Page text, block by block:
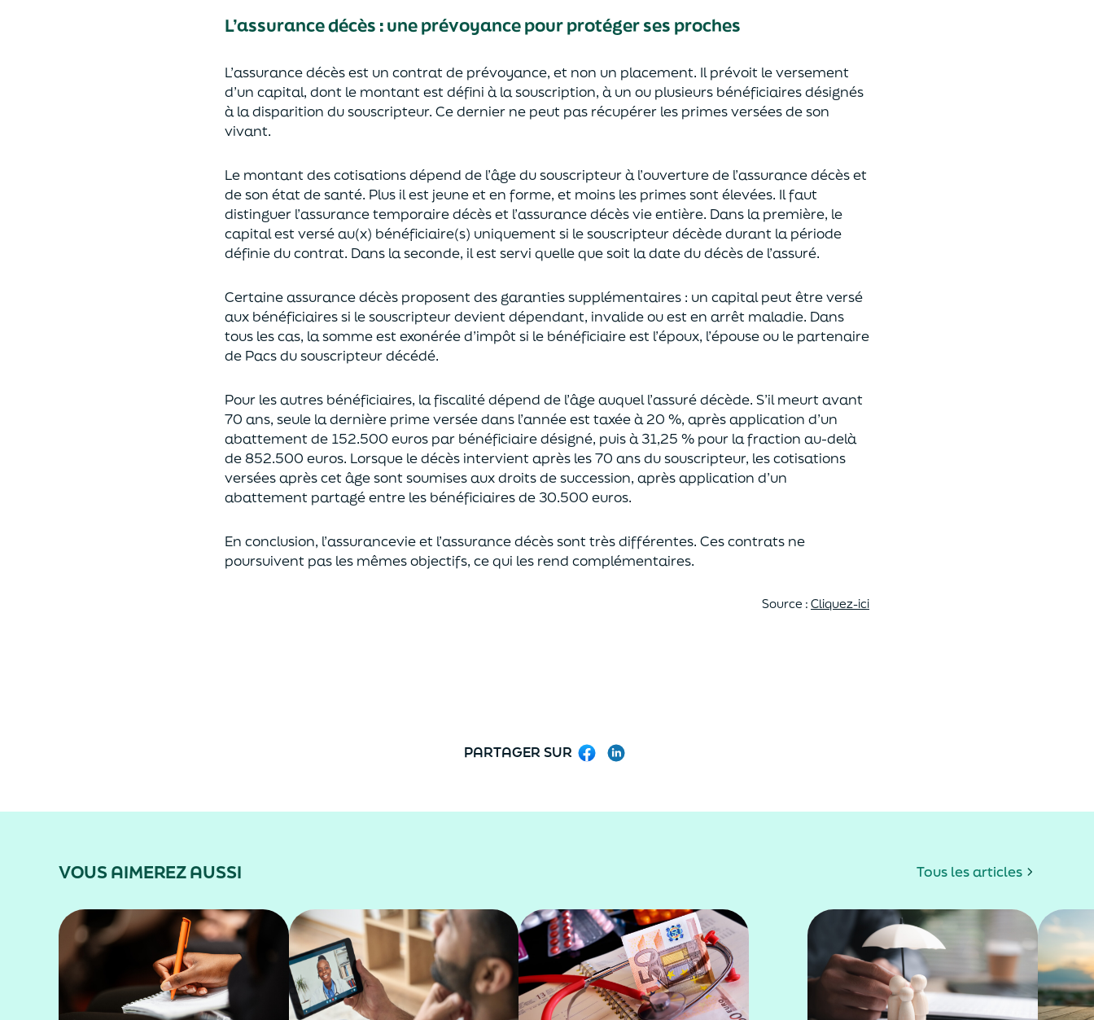
L’assurance décès :une prévoyancepour protéger ses proches
L’assurance décès est un contrat de prévoyance, et non un placement. Il prévoit le versement
d’un capital, dont le montant est défini à la souscription, à un ou plusieurs bénéficiaires désignés
à la disparition du souscripteur. Ce dernier ne peut pas récupérer les primes versées de son
vivant.
Le montant des cotisations dépend de l’âgedu souscripteur à l’ouverture de l’assurance décès et
de son état de santé. Plus il est jeuneet en forme, et moins les primes sont élevées. Il faut
distinguer l’assurance temporaire décès et l’assurancedécèsvie entière. Dans la première, le
capital estversé au(x) bénéficiaire(s) uniquementsi le souscripteur décède durant la période
définie du contrat. Dans la seconde, il est servi quelle que soit la date du décès de l’assuré.
Certaine assurance décès proposentdes garanties supplémentaires : un capitalpeut être versé
aux bénéficiaires si le souscripteur devient dépendant, invalide ouest en arrêt maladie. Dans
tous les cas, la somme est exonérée d’impôt si le bénéficiaire est l’époux, l’épouse ou le partenaire
de Pacsdu souscripteur décédé.
Pour les autres bénéficiaires, la fiscalité dépend de l’âgeauquell’assuré décède. S’il meurt avant
70 ans, seule la dernière prime versée dans l’année esttaxée à 20 %, après application d’un
abattement de 152.500 euros par bénéficiaire désigné, puis à 31,25 % pour la fraction au-delà
de852.500 euros. Lorsque le décès intervient après les 70 ans du souscripteur, les cotisations
versées après cet âge sont soumises aux droits de succession, après application d’un
abattement partagé entre les bénéficiaires de 30.500 euros.
En conclusion, l’assurancevie et l’assurance décès sont très différentes. Ces contrats ne
poursuivent pas les mêmes objectifs, ce qui les rend complémentaires.
Source : Cliquez-ici
PARTAGER SUR Facebook
VOUS AIMEREZ AUSSI Tous les articles